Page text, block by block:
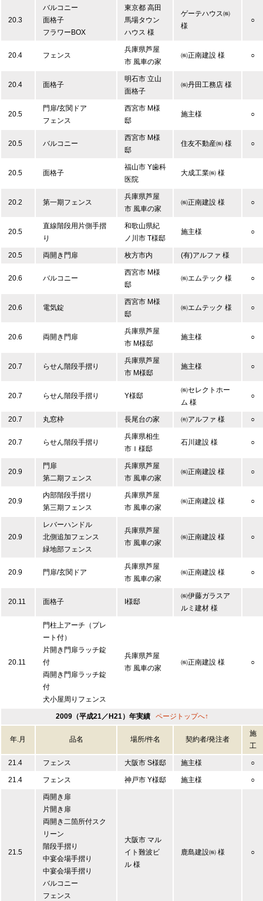
20.3
バルコニー
面格子
フラワーBOX
東京都 高田
馬場タウン
ハウス 様
ゲーテハウス㈱
様
○
20.4 フェンス
兵庫県芦屋
市 風車の家
㈱正南建設 様 ○
20.4 面格子
明石市 立山
面格子
㈱丹田工務店 様
20.5
門扉/玄関ドア
フェンス
西宮市 M様
邸
施主様 ○
20.5 バルコニー
西宮市 M様
邸
住友不動産㈱ 様 ○
20.5 面格子
福山市 Y歯科
医院
大成工業㈱ 様
20.2 第一期フェンス
兵庫県芦屋
市 風車の家
㈱正南建設 様 ○
20.5
直線階段用片側手摺
り
和歌山県紀
ノ川市 T様邸
施主様 ○
20.5 両開き門扉 枚方市内 (有)アルファ 様
20.6 バルコニー
西宮市 M様
邸
㈱エムテック 様 ○
20.6 電気錠
西宮市 M様
邸
㈱エムテック 様 ○
20.6 両開き門扉
兵庫県芦屋
市 M様邸
施主様 ○
20.7 らせん階段手摺り
兵庫県芦屋
市 M様邸
施主様 ○
20.7 らせん階段手摺り Y様邸
㈱セレクトホー
ム 様
○
20.7 丸窓枠 長尾台の家 ㈲アルファ 様 ○
20.7 らせん階段手摺り
兵庫県相生
市Ｉ様邸
石川建設 様 ○
20.9
門扉
第二期フェンス
兵庫県芦屋
市 風車の家
㈱正南建設 様 ○
20.9
内部階段手摺り
第三期フェンス
兵庫県芦屋
市 風車の家
㈱正南建設 様 ○
20.9
レバーハンドル
北側追加フェンス
緑地部フェンス
兵庫県芦屋
市 風車の家
㈱正南建設 様 ○
20.9 門扉/玄関ドア
兵庫県芦屋
市 風車の家
㈱正南建設 様 ○
20.11 面格子 I様邸
㈱伊藤ガラスア
ルミ建材 様
20.11
門柱上アーチ（プレ
ート付）
片開き門扉ラッチ錠
付
両開き門扉ラッチ錠
付
犬小屋周りフェンス
兵庫県芦屋
市 風車の家
㈱正南建設 様 ○
2009（平成21／H21）年実績 ページトップへ↑
年.月 品名 場所/件名 契約者/発注者
施
工
21.4 フェンス 大阪市 S様邸 施主様 ○
21.4 フェンス 神戸市 Y様邸 施主様 ○
21.5
両開き扉
片開き扉
両開き二箇所付スク
リーン
階段手摺り
中宴会場手摺り
中宴会場手摺り
バルコニー
フェンス
大阪市 マル
イト難波ビ
ル 様
鹿島建設㈱ 様 ○